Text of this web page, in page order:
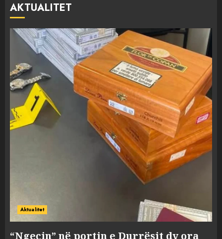
AKTUALITET
Aktualitet
“Ngecin” në portin e Durrësit dy ora